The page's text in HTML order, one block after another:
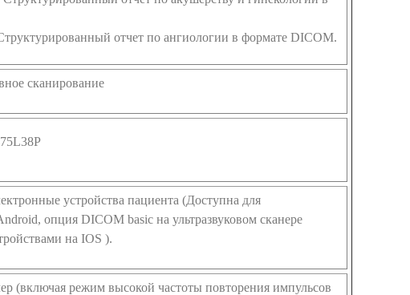
отчет по ангиологии в формате DICOM.
сканирование
устройства пациента (Доступна для
опция DICOM basic на ультразвуковом сканере
на IOS ).
(включая режим высокой частоты повторения импульсов